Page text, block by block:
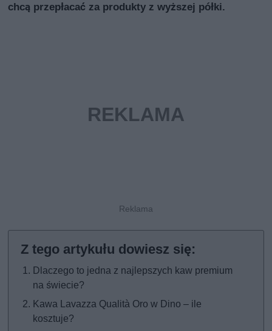
chcą przepłacać za produkty z wyższej półki.
Dlaczego to jedna z najlepszych kaw premium
na świecie?
Kawa Lavazza Qualità Oro w Dino – ile
kosztuje?